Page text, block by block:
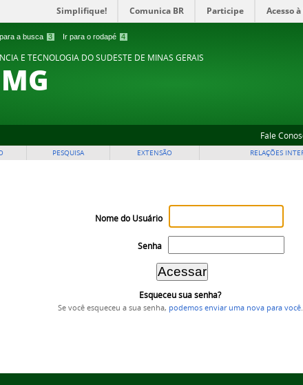
a busca 3 Ir para o rodapé 4
Simplifique! Comunica BR Participe Acesso
E TECNOLOGIA DO SUDESTE DE MINAS GERAIS
Fale
PESQUISA EXTENSÃO RELAÇÕES
Nome do Usuário
Senha
Esqueceu sua senha?
Se você esqueceu a sua senha, podemos enviar uma nova para você.